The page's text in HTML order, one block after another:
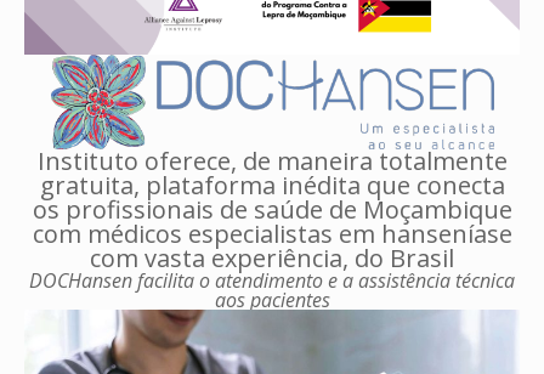
Instituto oferece, de maneira totalmente
gratuita, plataforma inédita que conecta
os profissionais de saúde de Moçambique
com médicos especialistas em hanseníase
com vasta experiência, do Brasil
DOCHansen facilita o atendimento e a assistência técnica
aos pacientes